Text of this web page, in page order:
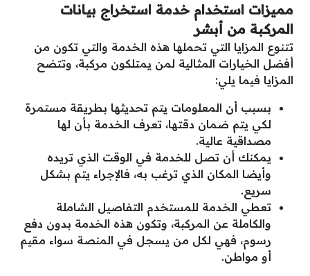
مميزات استخدام خدمة استخراج بيانات
المركبة من أبشر
تتنوع المزايا التي تحملها هذه الخدمة والتي تكون من
أفضل الخيارات المثالية لمن يمتلكون مركبة، وتتضح
المزايا فيما يلي:
بسبب أن المعلومات يتم تحديثها بطريقة مستمرة
لكي يتم ضمان دقتها، تعرف الخدمة بأن لها
مصداقية عالية.
يمكنك أن تصل للخدمة في الوقت الذي تريده
وأيضا المكان الذي ترغب به، فالإجراء يتم بشكل
سريع.
تعطي الخدمة للمستخدم التفاصيل الشاملة
والكاملة عن المركبة، وتكون هذه الخدمة بدون دفع
رسوم، فهي لكل من يسجل في المنصة سواء مقيم
أو مواطن.